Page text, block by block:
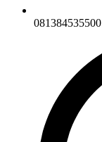
081384535500